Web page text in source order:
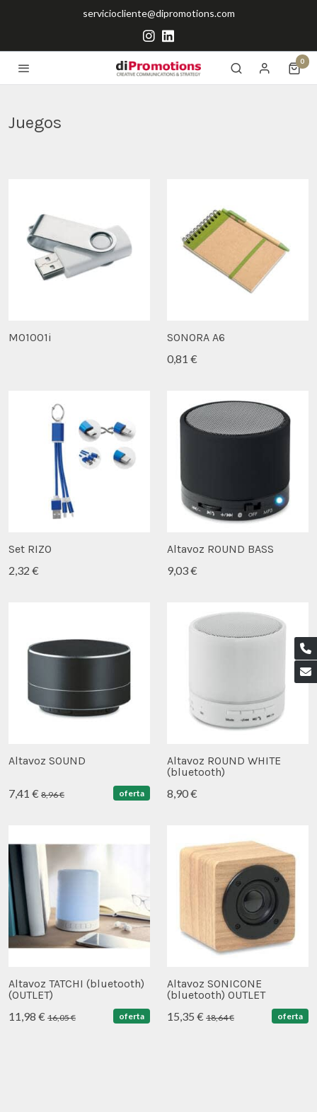
serviciocliente@dipromotions.com
0
Juegos
MO1001i
SONORA A6
0,81 €
Set RIZO
2,32 €
Altavoz ROUND BASS
9,03 €
Altavoz SOUND
7,41 € 8,96 € oferta
Altavoz ROUND WHITE
(bluetooth)
8,90 €
Altavoz TATCHI (bluetooth)
(OUTLET)
11,98 € 16,05 € oferta
Altavoz SONICONE
(bluetooth) OUTLET
15,35 € 18,64 € oferta